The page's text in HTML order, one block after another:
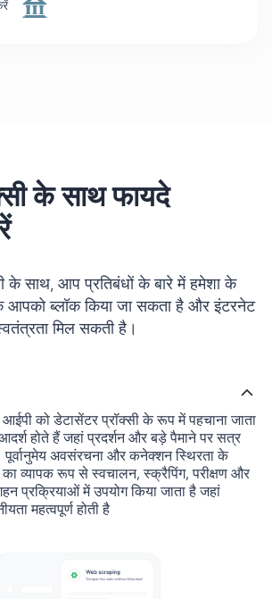
के साथ फायदे
के साथ, आप प्रतिबंधों के बारे में हमेशा के
ब्लॉक किया जा सकता है और इंटरनेट
मिल सकती है।
को डेटासेंटर प्रॉक्सी के रूप में पहचाना जाता
होते हैं जहां प्रदर्शन और बड़े पैमाने पर सत्र
पूर्वानुमेय अवसंरचना और कनेक्शन स्थिरता के
का व्यापक रूप से स्वचालन, स्क्रैपिंग, परीक्षण और
प्रक्रियाओं में उपयोग किया जाता है जहां
महत्वपूर्ण होती है